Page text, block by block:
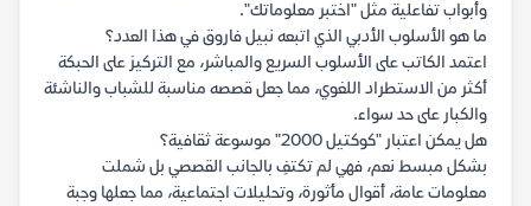
وأبواب تفاعلية مثل "اختبر معلوماتك".
ما هو الأسلوب الأدبي الذي اتبعه نبيل فاروق في هذا العدد؟
اعتمد الكاتب على الأسلوب السريع والمباشر، مع التركيز على الحبكة
أكثر من الاستطراد اللغوي، مما جعل قصصه مناسبة للشباب والناشئة
والكبار على حد سواء.
هل يمكن اعتبار "كوكتيل 2000" موسوعة ثقافية؟
بشكل مبسط نعم، فهي لم تكتفِ بالجانب القصصي بل شملت
معلومات عامة، أقوال مأثورة، وتحليلات اجتماعية، مما جعلها وجبة